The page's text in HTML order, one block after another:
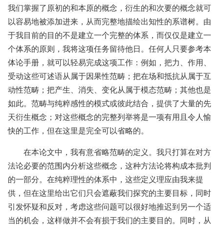
我们掌握了原初的和本原的概念，衍生的和次要的概念就可
以容易地被添加进来，从而完整地描绘出知性的系谱树。由
于我目前的目的不是建立一个完整的体系，而仅仅是建立一
个体系的原则，我将这项任务留待他日。任何人只要参考本
体论手册，就可以轻易完成这项工作：例如，把力、作用、
受动这些可述语从属于因果性范畴；把在场和抵抗从属于互
动性范畴；把产生、消失、变化从属于模态范畴；其他也是
如此。范畴与纯粹感性的模式或彼此结合，提供了大量的先
天衍生概念；对这些概念的完整列举将是一项有用且令人愉
快的工作，但在这里是完全可以省略的。
在本论文中，我有意省略范畴的定义。我只打算在对方
法论必要的范围内分析这些概念，这种方法论将构成本批判
的一部分。在纯粹理性的体系中，这些定义理应由我来提
供，但在这里给出它们只会遮蔽我们探究的主要目标，同时
引发怀疑和反对，考虑这些问题可以很好地推迟到另一个适
当的机会，这样做并不会有损于我们的主要目的。同时，从